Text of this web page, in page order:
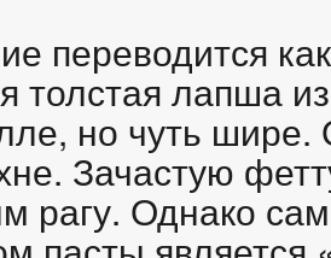
переводится
толстая лапша
но чуть
Зачастую
рагу. Однако